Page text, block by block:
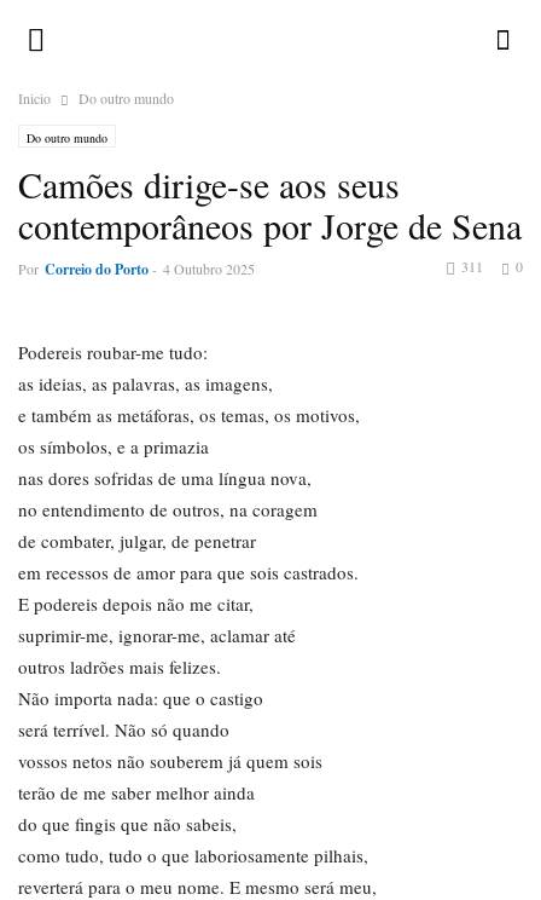
Inicio Do outro mundo
Do outro mundo
Camões dirige-se aos seus
contemporâneos por Jorge de Sena
Por Correio do Porto- 4 Outubro 2025 0
311
Podereis roubar-me tudo:
as ideias, as palavras, as imagens,
e também as metáforas, os temas, os motivos,
os símbolos, e a primazia
nas dores sofridas de uma língua nova,
no entendimento de outros, na coragem
de combater, julgar, de penetrar
em recessos de amor para que sois castrados.
E podereis depois não me citar,
suprimir-me, ignorar-me, aclamar até
outros ladrões mais felizes.
Não importa nada: que o castigo
será terrível. Não só quando
vossos netos não souberem já quem sois
terão de me saber melhor ainda
do que fingis que não sabeis,
como tudo, tudo o que laboriosamente pilhais,
reverterá para o meu nome. E mesmo será meu,